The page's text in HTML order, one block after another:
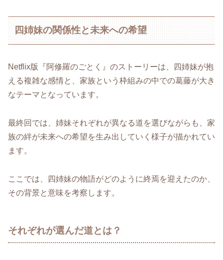
四姉妹の関係性と未来への希望
Netflix版『阿修羅のごとく』のストーリーは、四姉妹が抱
える複雑な感情と、家族という枠組みの中での葛藤が大き
なテーマとなっています。
最終回では、姉妹それぞれが異なる道を選びながらも、家
族の絆が未来への希望を生み出していく様子が描かれてい
ます。
ここでは、四姉妹の物語がどのように終焉を迎えたのか、
その背景と意味を考察します。
それぞれが選んだ道とは？